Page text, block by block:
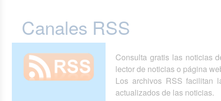
Canales RSS
Consulta gratis las noticias
lector de noticias o página
Los archivos RSS facilitan
actualizados de las noticias.